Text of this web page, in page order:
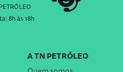
8h às 18h
A TN PETRÓLEO